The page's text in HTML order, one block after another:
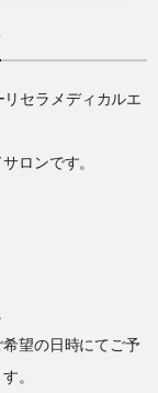
セラメディカルエ
ロンです。
望の日時にてご予
。